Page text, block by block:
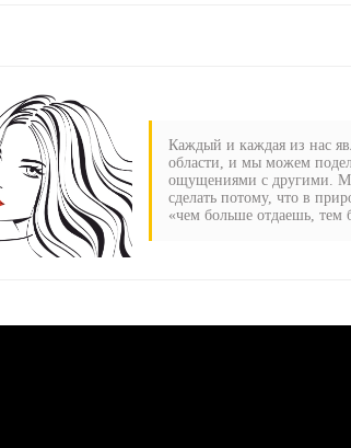
Каждый и каждая из нас
области, и мы можем
ощущениями с другими.
сделать потому, что в
«чем больше отдаешь, тем